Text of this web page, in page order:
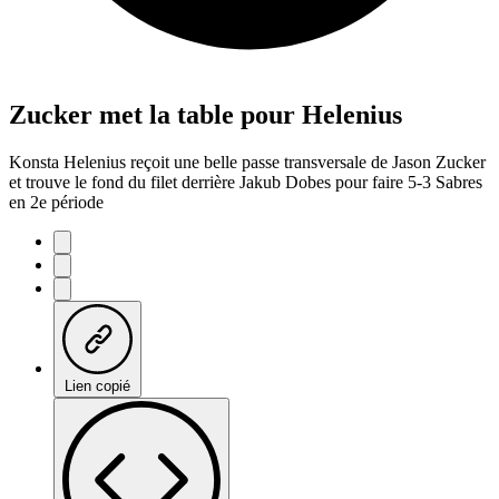
Zucker met la table pour Helenius
Konsta Helenius reçoit une belle passe transversale de Jason Zucker
et trouve le fond du filet derrière Jakub Dobes pour faire 5-3 Sabres
en 2e période
Lien copié